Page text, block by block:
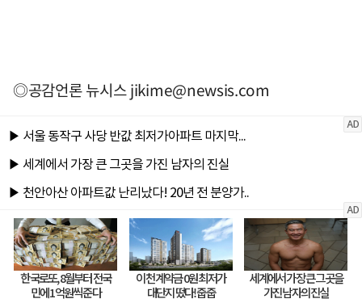
◎공감언론 뉴시스jikime@newsis.com